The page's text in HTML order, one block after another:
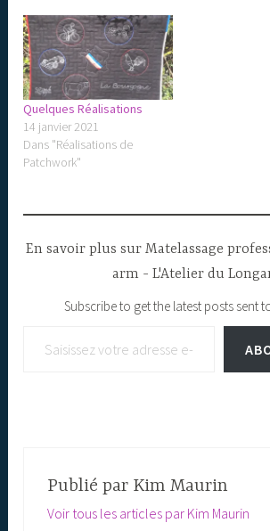
Quelques Réalisations
14 janvier 2021
Dans "Réalisations de
Patchwork"
En savoir plus sur Matelassage
arm - L'Atelier du
Subscribe to get the latest posts sent
Publié par Kim Maurin
Voir tous les articles par Kim Maurin